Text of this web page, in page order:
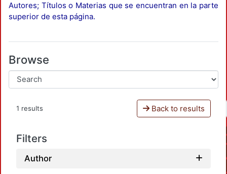
Autores; Títulos o Materias que se encuentran en la parte
superior de esta página.
Browse
1 results Back to results
Filters
Author